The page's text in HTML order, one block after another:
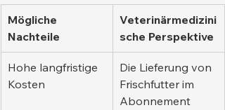
Mögliche
Nachteile
Veterinärmedizini
sche Perspektive
Hohe langfristige
Kosten
Die Lieferung von
Frischfutter im
Abonnement